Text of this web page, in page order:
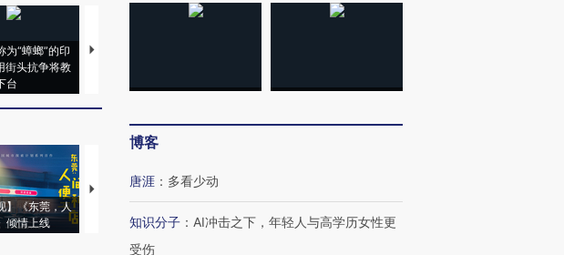
为“蟑螂”的印
街头抗争将教
台
视线｜“入侵”还是“人道危
】《东莞，人
倾情上线
【推广】走进第四届链博
会，让数智科技“链”接产
【特别呈现】寻找100种
有意思的生活方式·第三对
CFO：不靠规模取胜，华
住三大增长引擎是什么？
博客
唐涯 ： 多看少动
知识分子 ： AI冲击之下，年轻人与高学历女性更
受伤